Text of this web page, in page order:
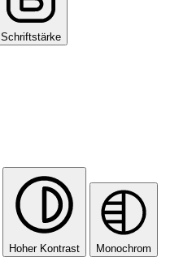
Schriftstärke
Hoher Kontrast Monochrom